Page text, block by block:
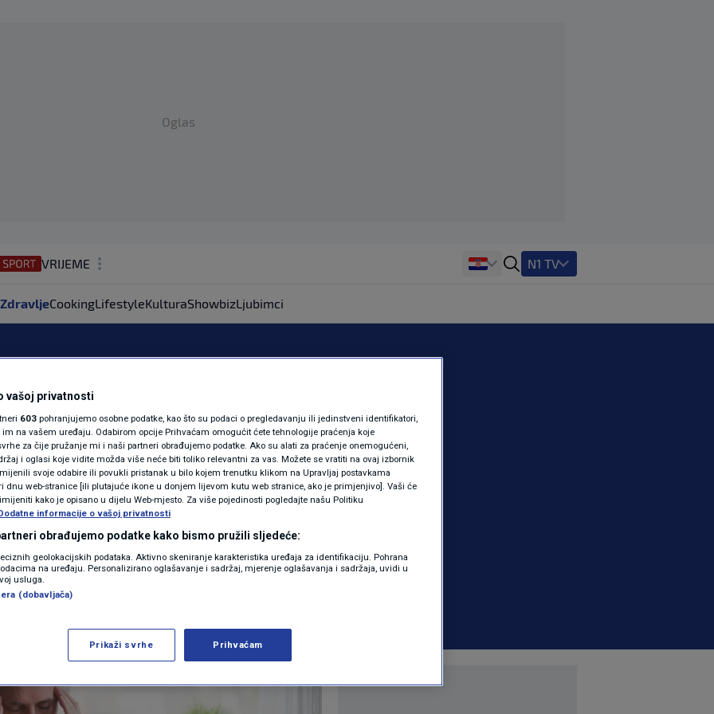
Oglas
VRIJEME
REGIJA
MAGAZIN
KOLUMNE
N1(DIS)INFO
KLIMATSKE PROMJENE
FOTO
VIDEO
N1 TV
ZdravljeCookingLifestyleKulturaShowbizLjubimci
kostima, trbuhu,
liječiti na ovaj
ZDRAVLJE 0 komentara
Više
vašoj privatnosti
603 pohranjujemo osobne podatke, kao što su podaci o pregledavanju ili jedinstveni identifikatori,
na vašem uređaju. Odabirom opcije Prihvaćam omogućit ćete tehnologije praćenja koje
za čije pružanje mi i naši partneri obrađujemo podatke. Ako su alati za praćenje onemogućeni,
i oglasi koje vidite možda više neće biti toliko relevantni za vas. Možete se vratiti na ovaj izbornik
svoje odabire ili povukli pristanak u bilo kojem trenutku klikom na Upravljaj postavkama
dnu web-stranice [ili plutajuće ikone u donjem lijevom kutu web stranice, ako je primjenjivo]. Vaši će
kako je opisano u dijelu Web-mjesto. Za više pojedinosti pogledajte našu Politiku
informacije o vašoj privatnosti
obrađujemo podatke kako bismo pružili sljedeće:
geolokacijskih podataka. Aktivno skeniranje karakteristika uređaja za identifikaciju. Pohrana
na uređaju. Personalizirano oglašavanje i sadržaj, mjerenje oglašavanja i sadržaja, uvidi u
usluga.
(dobavljača)
Prikaži svrhe Prihvaćam